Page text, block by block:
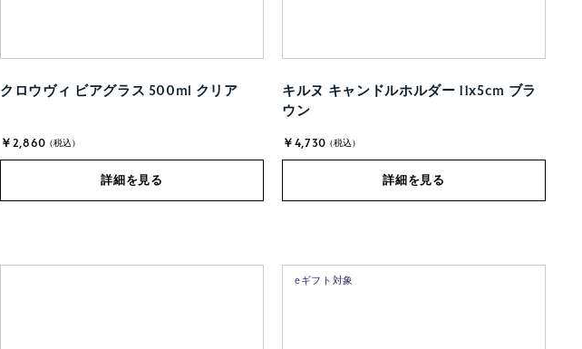
クロウヴィ ビアグラス 500ml クリア
￥2,860 (税込)
詳細を見る
キルヌ キャンドルホルダー 11x5cm ブラ
ウン
￥4,730 (税込)
詳細を見る
eギフト対象